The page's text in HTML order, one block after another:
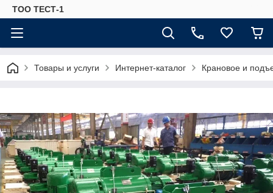
ТОО ТЕСТ-1
Товары и услуги Интернет-каталог Крановое и